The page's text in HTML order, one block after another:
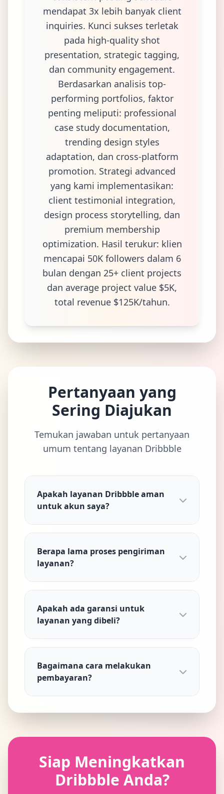
mendapat 3x lebih banyak client
inquiries. Kunci sukses terletak
pada high-quality shot
presentation, strategic tagging,
dan community engagement.
Berdasarkan analisis top-
performing portfolios, faktor
penting meliputi: professional
case study documentation,
trending design styles
adaptation, dan cross-platform
promotion. Strategi advanced
yang kami implementasikan:
client testimonial integration,
design process storytelling, dan
premium membership
optimization. Hasil terukur: klien
mencapai 50K followers dalam 6
bulan dengan 25+ client projects
dan average project value $5K,
total revenue $125K/tahun.
Pertanyaan yang
Sering Diajukan
Temukan jawaban untuk pertanyaan
umum tentang layanan Dribbble
Apakah layanan Dribbble aman
untuk akun saya?
Berapa lama proses pengiriman
layanan?
Apakah ada garansi untuk
layanan yang dibeli?
Bagaimana cara melakukan
pembayaran?
Siap Meningkatkan
Dribbble Anda?